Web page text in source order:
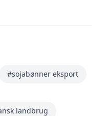
#sojabønner eksport
landbrug